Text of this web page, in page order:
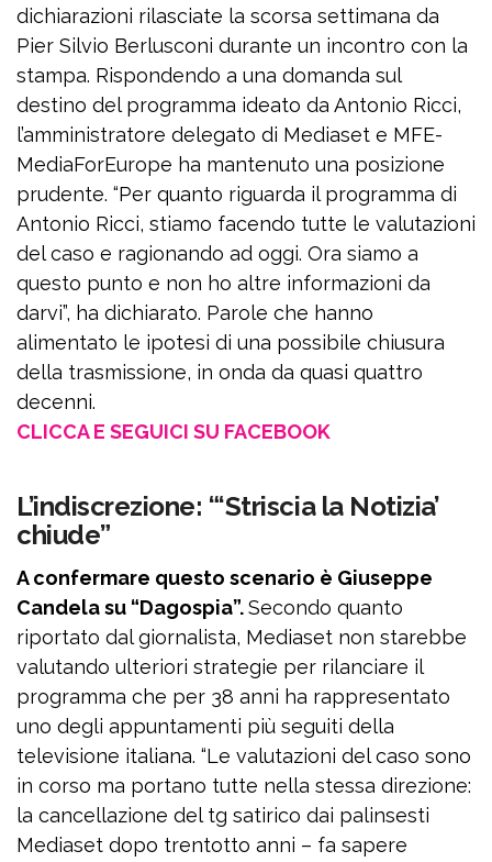
dichiarazioni rilasciate la scorsa settimana da
Pier Silvio Berlusconi durante un incontro con la
stampa. Rispondendo a una domanda sul
destino del programma ideato da Antonio Ricci,
l’amministratore delegato di Mediaset e MFE-
MediaForEurope ha mantenuto una posizione
prudente. “Per quanto riguarda il programma di
Antonio Ricci, stiamo facendo tutte le valutazioni
del caso e ragionando ad oggi. Ora siamo a
questo punto e non ho altre informazioni da
darvi”, ha dichiarato. Parole che hanno
alimentato le ipotesi di una possibile chiusura
della trasmissione, in onda da quasi quattro
decenni.
CLICCA E SEGUICI SU FACEBOOK
L’indiscrezione: “‘Striscia la Notizia’
chiude”
A confermare questo scenario è Giuseppe
Candela su “Dagospia”.Secondo quanto
riportato dal giornalista, Mediaset non starebbe
valutando ulteriori strategie per rilanciare il
programma che per 38 anni ha rappresentato
uno degli appuntamenti più seguiti della
televisione italiana. “Le valutazioni del caso sono
in corso ma portano tutte nella stessa direzione:
la cancellazione del tg satirico dai palinsesti
Mediaset dopo trentotto anni – fa sapere